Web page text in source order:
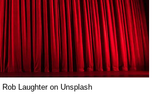
Rob Laughter on Unsplash